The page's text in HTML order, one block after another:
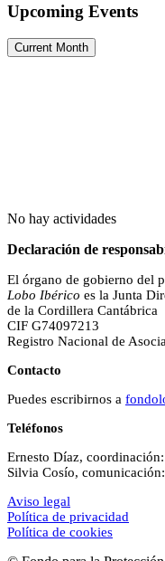
Upcoming Events
Current Month
No hay actividades
Declaración de
El órgano de gobierno del
Lobo Ibérico es la Junta
de la Cordillera Cantábrica
CIF G74097213
Registro Nacional de
Contacto
Puedes escribirnos a
Teléfonos
Ernesto Díaz,
Silvia Cosío,
Aviso legal
Política de privacidad
Política de cookies